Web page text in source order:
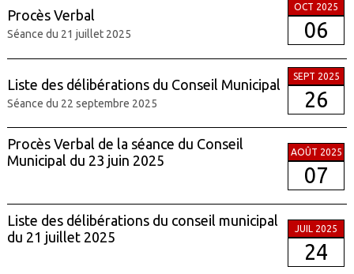
Procès Verbal
Séance du 21 juillet 2025
OCT 2025
06
Liste des délibérations du Conseil Municipal
Séance du 22 septembre 2025
SEPT 2025
26
Procès Verbal de la séance du Conseil
Municipal du 23 juin 2025
AOÛT 2025
07
Liste des délibérations du conseil municipal
du 21 juillet 2025
JUIL 2025
24